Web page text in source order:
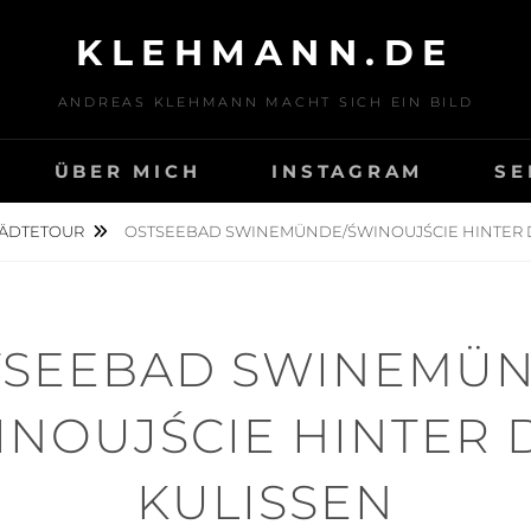
KLEHMANN.DE
ANDREAS KLEHMANN MACHT SICH EIN BILD
ÜBER MICH INSTAGRAM
OSTSEEBAD SWINEMÜNDE/ŚWINOUJŚCIE HINTER
HINTER
KULISSEN